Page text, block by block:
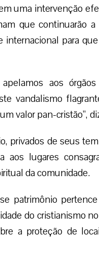
uma intervenção
que continuarão
internacional para
aos
vandalismo
valor pan-cristão”,
privados de seus
lugares
da comunidade.
patrimônio
do cristianismo
a proteção de